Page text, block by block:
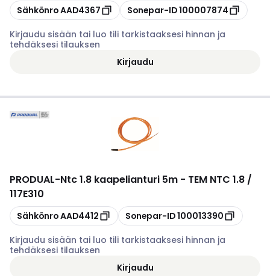
Kopioi
SähkönroAAD4367 Kopioi
Sonepar-ID100007874
Kirjaudu sisään tai luo tili tarkistaaksesi hinnan ja
tehdäksesi tilauksen
Kirjaudu
PRODUAL-Ntc 1.8 kaapelianturi 5m - TEM NTC 1.8 /
117E310
Kopioi
SähkönroAAD4412 Kopioi
Sonepar-ID100013390
Kirjaudu sisään tai luo tili tarkistaaksesi hinnan ja
tehdäksesi tilauksen
Kirjaudu